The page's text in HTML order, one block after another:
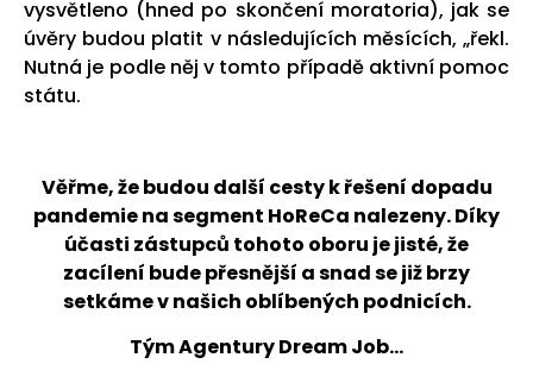
vysvětleno (hned po skončení moratoria), jak se
úvěry budou platit v následujících měsících, „řekl.
Nutná je podle něj v tomto případě aktivní pomoc
státu.
Věřme, že budou další cesty k řešení dopadu
pandemie na segment HoReCa nalezeny. Díky
účasti zástupců tohoto oboru je jisté, že
zacílení bude přesnější a snad se již brzy
setkáme v našich oblíbených podnicích.
Tým Agentury Dream Job…